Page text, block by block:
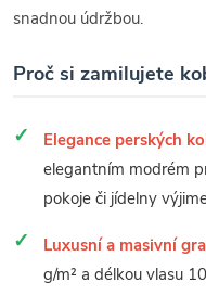
snadnou údržbou.
Proč si zamilujete
Elegance perských
elegantním modrém
pokoje či jídelny
Luxusní a masivní
g/m² a délkou vlasu